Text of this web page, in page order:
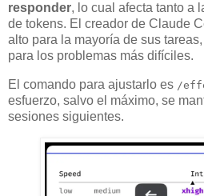
responder, lo cual afecta tanto a
de tokens. El creador de Claude
alto para la mayoría de sus
para los problemas más difíciles.
El comando para ajustarlo es /
esfuerzo, salvo el máximo, se
sesiones siguientes.